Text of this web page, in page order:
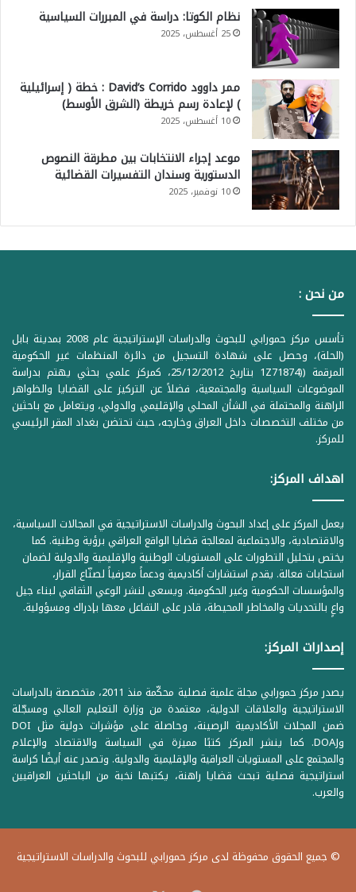
نظام الكوتا: دراسة في المبررات السياسية
25 أغسطس، 2025
ممر داوود David’s Corrido : خطة ( إسرائيلية
) لإعادة رسم خريطة (الشرق الأوسط)
10 أغسطس، 2025
موعد إجراء الانتخابات بين مطرقة النصوص
الدستورية وسندان التفسيرات القضائية
10 نوفمبر، 2025
من نحن :
تأسس مركز حمورابي للبحوث والدراسات الإستراتيجية عام 2008 بمدينة بابل
(الحلة)، وحصل على شهادة التسجيل من دائرة المنظمات غير الحكومية
المرقمة ((1Z71874 بتاريخ 25/12/2012، كمركز علمي بحثي يهتم بدراسة
الموضوعات السياسية والمجتمعية، فضلاً عن التركيز على القضايا والظواهر
الراهنة والمحتملة في الشأن المحلي والإقليمي والدولي، ويتعامل مع باحثين
من مختلف التخصصات داخل العراق وخارجه، حيث تحتضن بغداد المقر الرئيسي
للمركز.
اهداف المركز:
يعمل المركز على إعداد البحوث والدراسات الاستراتيجية في المجالات السياسية،
والاقتصادية، والاجتماعية لمعالجة قضايا الواقع العراقي برؤية وطنية. كما
يختص بتحليل التطورات على المستويات الوطنية والإقليمية والدولية لضمان
استجابات فعالة. يقدم استشارات أكاديمية ودعماً معرفياً لصنّاع القرار،
والمؤسسات الحكومية وغير الحكومية. ويسعى لنشر الوعي الثقافي لبناء جيل
واعٍ بالتحديات والمخاطر المحيطة، قادر على التفاعل معها بإدراك ومسؤولية.
إصدارات المركز:
يصدر مركز حمورابي مجلة علمية فصلية محكّمة منذ 2011، متخصصة بالدراسات
الاستراتيجية والعلاقات الدولية، معتمدة من وزارة التعليم العالي ومسجّلة
ضمن المجلات الأكاديمية الرصينة، وحاصلة على مؤشرات دولية مثل DOI
وDOAJ. كما ينشر المركز كتبًا مميزة في السياسة والاقتصاد والإعلام
والمجتمع على المستويات العراقية والإقليمية والدولية. وتصدر عنه أيضًا كراسة
استراتيجية فصلية تبحث قضايا راهنة، يكتبها نخبة من الباحثين العراقيين
والعرب.
© جميع الحقوق محفوظة لدى مركز حمورابي للبحوث والدراسات الاستراتيجية